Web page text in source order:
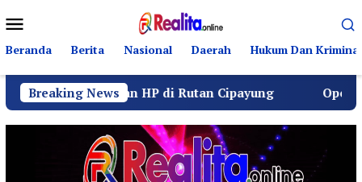
ke
kontenMobile
Beranda Berita Nasional Daerah Hukum Dan Kriminal
Breaking News
HP di Rutan Cipayung Operasi Senyap